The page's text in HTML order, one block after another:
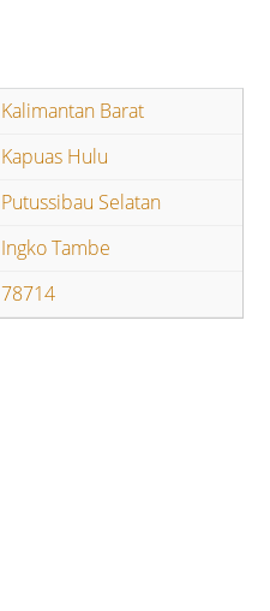
Kalimantan Barat
Kapuas Hulu
Putussibau Selatan
Ingko Tambe
78714